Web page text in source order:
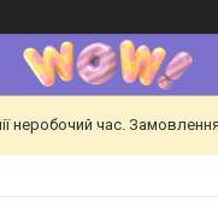
неробочий час.